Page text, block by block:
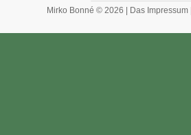
Mirko Bonné © 2026 | Das Impressum